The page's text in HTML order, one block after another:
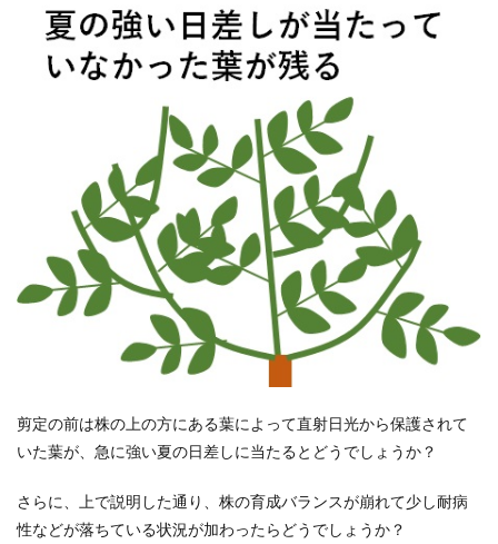
剪定の前は株の上の方にある葉によって直射日光から保護されて
いた葉が、急に強い夏の日差しに当たるとどうでしょうか？
さらに、上で説明した通り、株の育成バランスが崩れて少し耐病
性などが落ちている状況が加わったらどうでしょうか？